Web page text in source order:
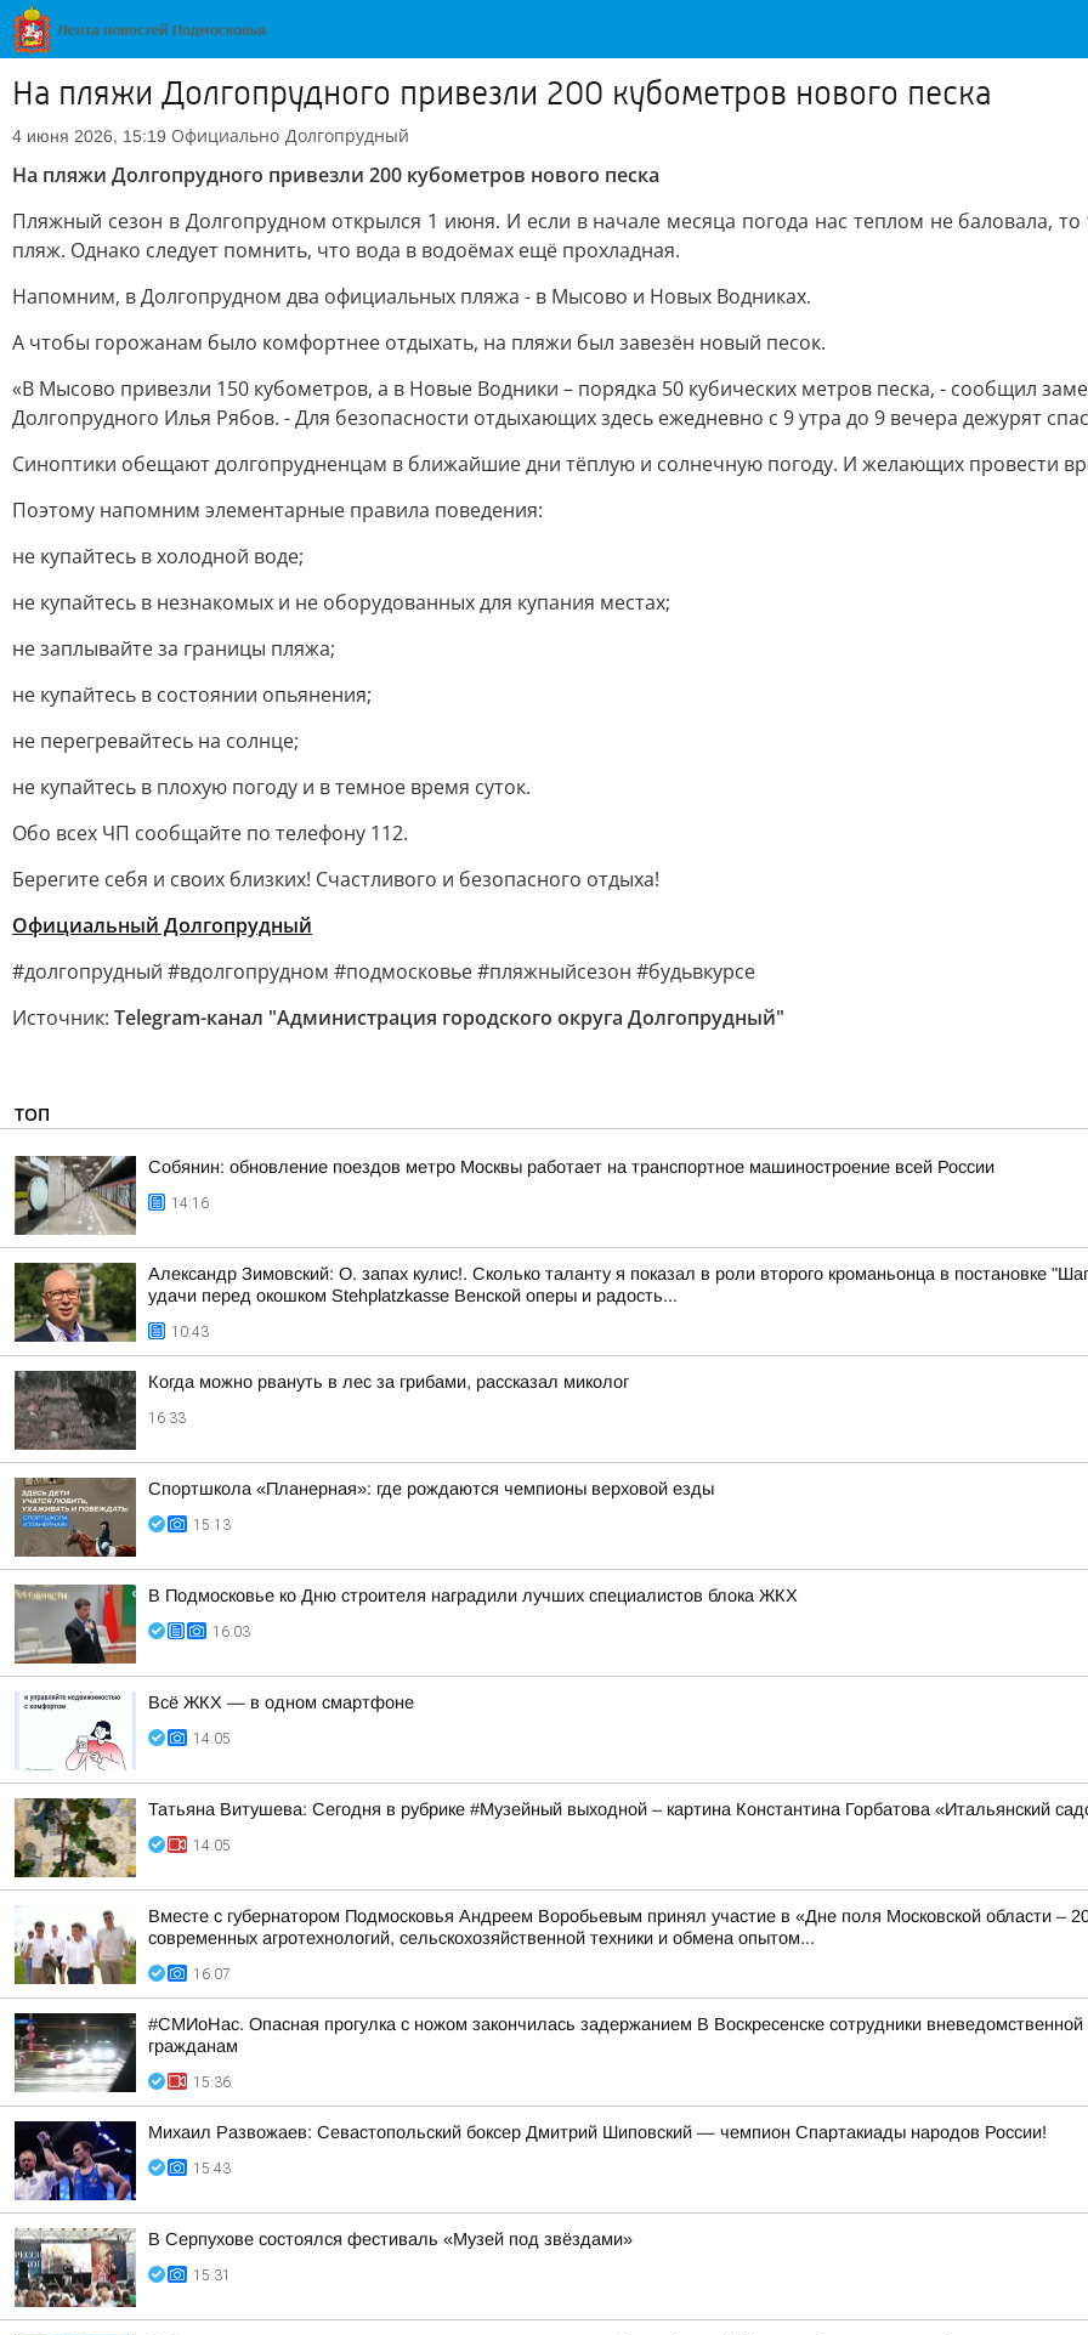
На пляжи Долгопрудного привезли 200 кубометров нового песка
4 июня 2026, 15:19 Официально Долгопрудный
На пляжи Долгопрудного привезли 200 кубометров нового песка
Пляжный сезон в Долгопрудном открылся 1 июня. И если в начале месяца погода нас теплом не баловала,
пляж. Однако следует помнить, что вода в водоёмах ещё прохладная.
Напомним, в Долгопрудном два официальных пляжа - в Мысово и Новых Водниках.
А чтобы горожанам было комфортнее отдыхать, на пляжи был завезён новый песок.
«В Мысово привезли 150 кубометров, а в Новые Водники – порядка 50 кубических метров песка, - сообщил
Долгопрудного Илья Рябов. - Для безопасности отдыхающих здесь ежедневно с 9 утра до 9 вечера дежурят
Синоптики обещают долгопрудненцам в ближайшие дни тёплую и солнечную погоду. И желающих провести
Поэтому напомним элементарные правила поведения:
не купайтесь в холодной воде;
не купайтесь в незнакомых и не оборудованных для купания местах;
не заплывайте за границы пляжа;
не купайтесь в состоянии опьянения;
не перегревайтесь на солнце;
не купайтесь в плохую погоду и в темное время суток.
Обо всех ЧП сообщайте по телефону 112.
Берегите себя и своих близких! Счастливого и безопасного отдыха!
Официальный Долгопрудный
#долгопрудный #вдолгопрудном #подмосковье #пляжныйсезон #будьвкурсе
Источник: Telegram-канал "Администрация городского округа Долгопрудный"
ТОП
Собянин: обновление поездов метро Москвы работает на транспортное машиностроение всей России
14:16
Александр Зимовский: О. запах кулис!. Сколько таланту я показал в роли второго кроманьонца в постановке
удачи перед окошком Stehplatzkasse Венской оперы и радость...
10:43
Когда можно рвануть в лес за грибами, рассказал миколог
16:33
Спортшкола «Планерная»: где рождаются чемпионы верховой езды
15:13
В Подмосковье ко Дню строителя наградили лучших специалистов блока ЖКХ
16:03
Всё ЖКХ — в одном смартфоне
14:05
Татьяна Витушева: Сегодня в рубрике #Музейный выходной – картина Константина Горбатова «Итальянский
14:05
Вместе с губернатором Подмосковья Андреем Воробьевым принял участие в «Дне поля Московской области –
современных агротехнологий, сельскохозяйственной техники и обмена опытом...
16:07
#СМИоНас. Опасная прогулка с ножом закончилась задержанием В Воскресенске сотрудники
гражданам
15:36
Михаил Развожаев: Севастопольский боксер Дмитрий Шиповский — чемпион Спартакиады народов России!
15:43
В Серпухове состоялся фестиваль «Музей под звёздами»
15:31